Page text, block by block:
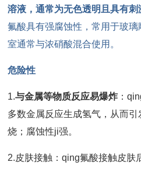
溶液，通常为无色透明且具有
氟酸具有强腐蚀性，常用于玻
室通常与浓硝酸混合使用。
危险性
1.与金属等物质反应易爆炸：
多数金属反应生成氢气，从而
烧；腐蚀性ji强。
2.皮肤接触：qing氟酸接触皮肤